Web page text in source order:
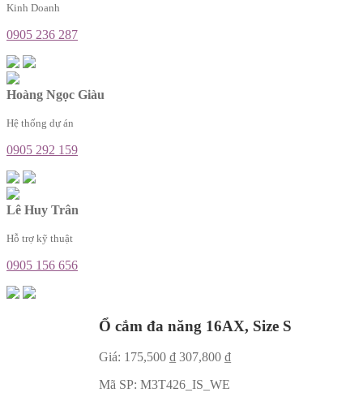
Kinh Doanh
0905 236 287
Hoàng Ngọc Giàu
Hệ thống dự án
0905 292 159
Lê Huy Trân
Hỗ trợ kỹ thuật
0905 156 656
Ổ cắm đa năng 16AX, Size S
Giá: 175,500 ₫ 307,800 ₫
Mã SP: M3T426_IS_WE